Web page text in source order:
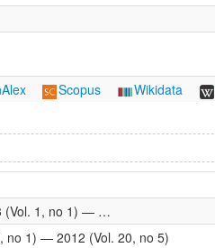
Scopus Wikidata
(Vol. 1, no 1) — …
no 1) — 2012 (Vol. 20, no 5)